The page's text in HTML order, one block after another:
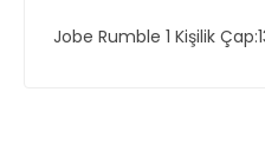
Jobe Rumble 1 Kişilik